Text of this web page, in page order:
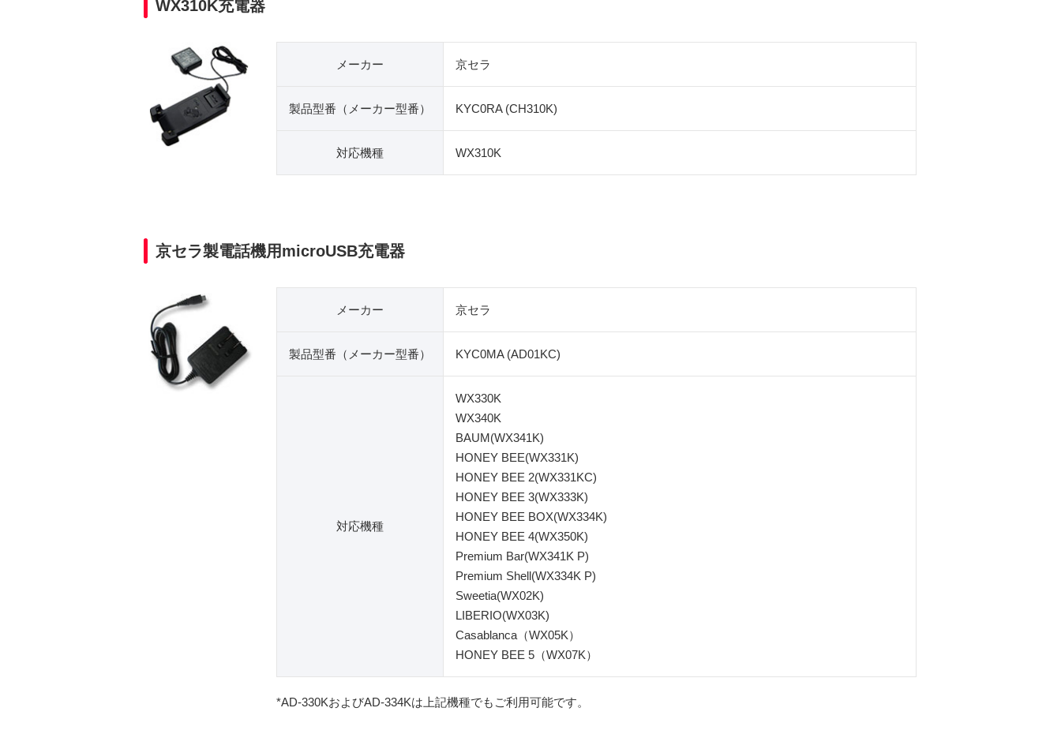
WX310K充電器
メーカー 京セラ
製品型番（​メーカー型番） KYC0RA (CH310K)
対応機種 WX310K
京セラ製電話機用microUSB充電器
メーカー 京セラ
製品型番（​メーカー型番） KYC0MA (AD01KC)
対応機種
WX330K
WX340K
BAUM(WX341K)
HONEY BEE(WX331K)
HONEY BEE 2(WX331KC)
HONEY BEE 3(WX333K)
HONEY BEE BOX(WX334K)
HONEY BEE 4(WX350K)
Premium Bar(WX341K P)
Premium Shell(WX334K P)
Sweetia(WX02K)
LIBERIO(WX03K)
Casablanca（WX05K）
HONEY BEE 5（WX07K）
*AD-330KおよびAD-334Kは上記機種でもご利用可能です。